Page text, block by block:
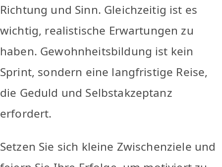
Richtung und Sinn. Gleichzeitig ist es
wichtig, realistische Erwartungen zu
haben. Gewohnheitsbildung ist kein
Sprint, sondern eine langfristige Reise,
die Geduld und Selbstakzeptanz
erfordert.
Setzen Sie sich kleine Zwischenziele und